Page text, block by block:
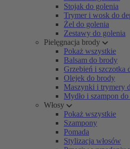
Stojak do golenia
Trymer i wosk do
Żel do golenia
Zestawy do golenia
Pielęgnacja brody
Pokaż wszystkie
Balsam do brody
Grzebień i szczotka
Olejek do brody
Maszynki i trymery
Mydło i szampon
Włosy
Pokaż wszystkie
Szampony
Pomada
Stylizacja włosów